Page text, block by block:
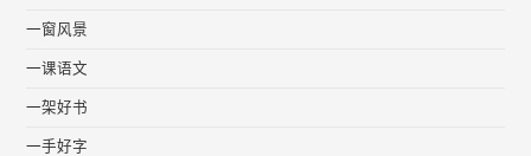
一窗风景
一课语文
一架好书
一手好字